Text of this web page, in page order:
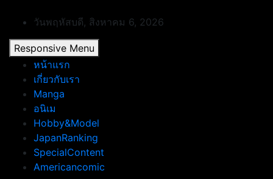
content
วันพฤหัสบดี, สิงหาคม 6, 2026
Responsive Menu
หน้าแรก
เกี่ยวกับเรา
Manga
อนิเม
Hobby&Model
JapanRanking
SpecialContent
Americancomic